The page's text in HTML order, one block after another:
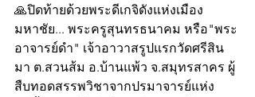
🙏ปิดท้ายด้วยพระดีเกจิดังแห่งเมือง
มหาชัย... พระครูสุนทรธนาคม หรือ"พระ
อาจารย์ดำ" เจ้าอาวาสรูปแรกวัดศรีสิน
มา ต.สวนส้ม อ.บ้านแพ้ว จ.สมุทรสาคร ผู้
สืบทอดสรรพวิชาจากปรมาจารย์แห่ง